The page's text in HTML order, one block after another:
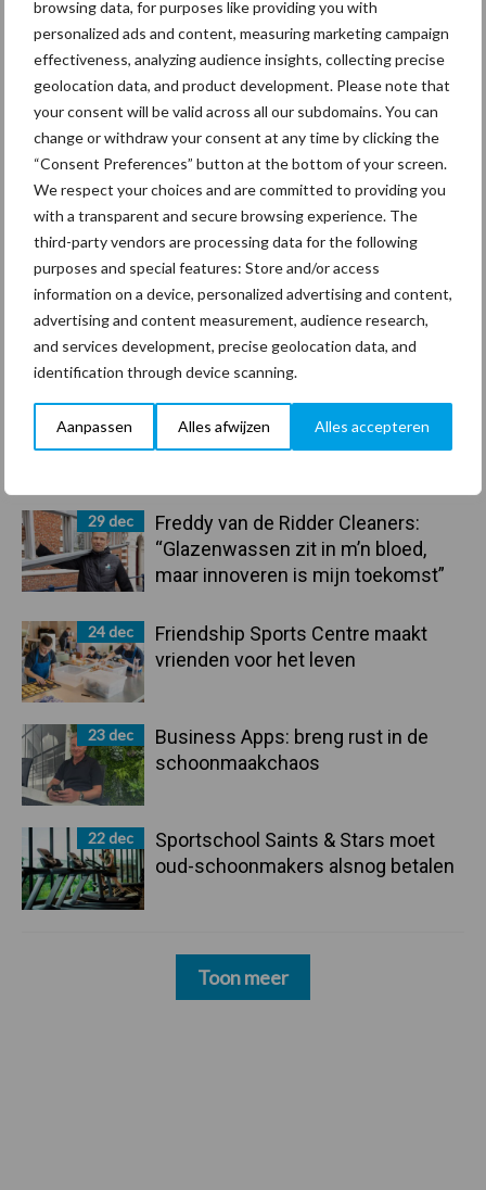
browsing data, for purposes like providing you with
personalized ads and content, measuring marketing campaign
effectiveness, analyzing audience insights, collecting precise
geolocation data, and product development. Please note that
your consent will be valid across all our subdomains. You can
change or withdraw your consent at any time by clicking the
“Consent Preferences” button at the bottom of your screen.
We respect your choices and are committed to providing you
with a transparent and secure browsing experience. The
third-party vendors are processing data for the following
purposes and special features: Store and/or access
information on a device, personalized advertising and content,
advertising and content measurement, audience research,
and services development, precise geolocation data, and
identification through device scanning.
Aanpassen Alles afwijzen Alles accepteren
Primaire
Sidebar
Recent nieuws Partner nieuws
30 dec
Hervorming flexibele
arbeidscontracten kent mitsen en
29 dec
Freddy van de Ridder Cleaners:
“Glazenwassen zit in m’n bloed,
maar innoveren is mijn toekomst”
24 dec
Friendship Sports Centre maakt
vrienden voor het leven
23 dec
Business Apps: breng rust in de
schoonmaakchaos
22 dec
Sportschool Saints & Stars moet
oud-schoonmakers alsnog betalen
Toon meer
Coronavirus UVC
Toon meer